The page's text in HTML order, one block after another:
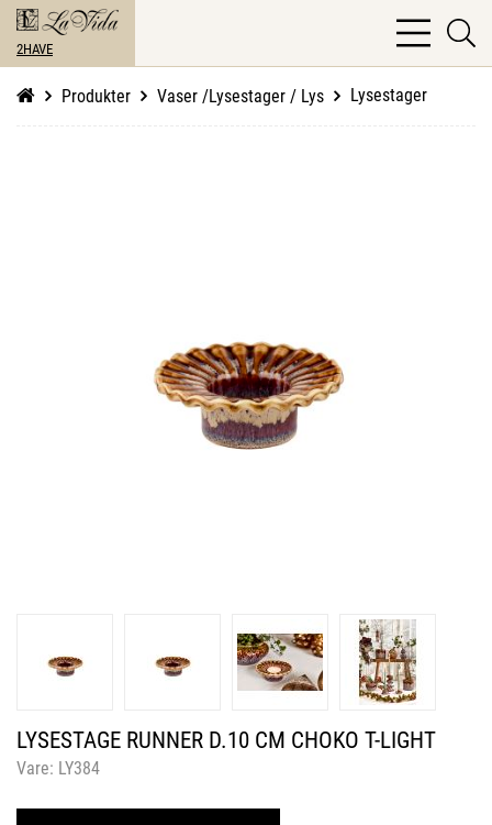
2HAVE
bars
light
Produkter Vaser /Lysestager / Lys Lysestager
LYSESTAGE RUNNER D.10 CM CHOKO T-LIGHT
Vare: LY384